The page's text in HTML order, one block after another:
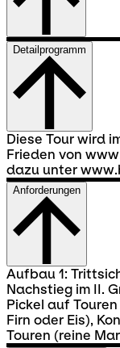
Detailprogramm
Diese Tour wird
Frieden von
dazu unter
Anforderungen
Aufbau 1:
Nachstieg im II.
Pickel auf
Firn oder Eis),
Touren (reine